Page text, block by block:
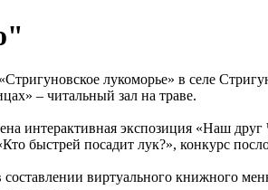
лукоморье» в селе
– читальный зал на траве.
интерактивная экспозиция «Наш
быстрей посадит лук?», конкурс
виртуального книжного